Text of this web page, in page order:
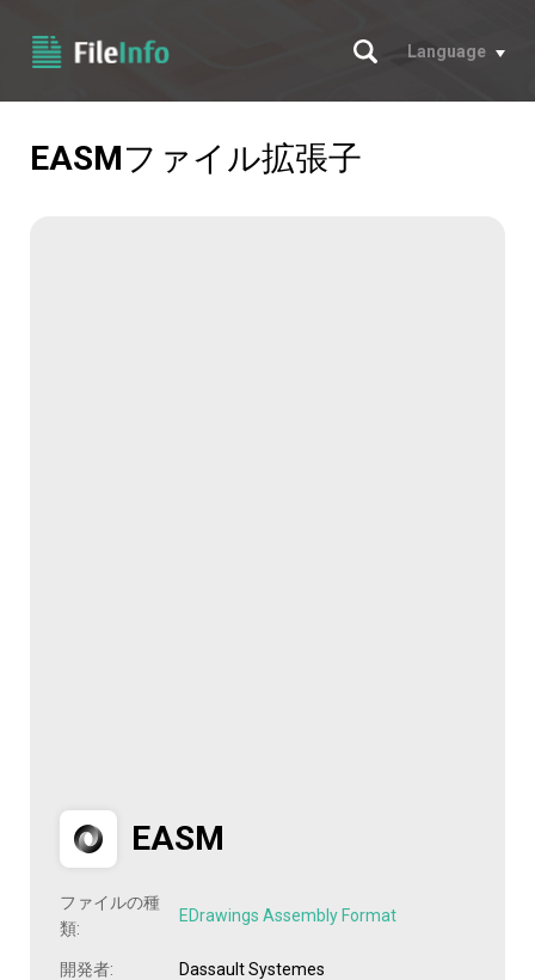
サーチ
Language
EASMファイル拡張子
EASM
ファイルの種
類:
EDrawings Assembly Format
開発者: Dassault Systemes